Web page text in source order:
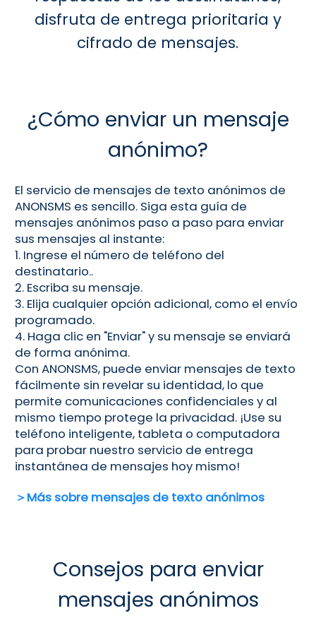
disfruta de entrega prioritaria y
cifrado de mensajes.
¿Cómo enviar un mensaje
anónimo?
El servicio de mensajes de texto anónimos de
ANONSMS es sencillo. Siga esta guía de
mensajes anónimos paso a paso para enviar
sus mensajes al instante:
1. Ingrese el número de teléfono del
destinatario..
2. Escriba su mensaje.
3. Elija cualquier opción adicional, como el envío
programado.
4. Haga clic en "Enviar" y su mensaje se enviará
de forma anónima.
Con ANONSMS, puede enviar mensajes de texto
fácilmente sin revelar su identidad, lo que
permite comunicaciones confidenciales y al
mismo tiempo protege la privacidad. ¡Use su
teléfono inteligente, tableta o computadora
para probar nuestro servicio de entrega
instantánea de mensajes hoy mismo!
＞Más sobre mensajes de texto anónimos
Consejos para enviar
mensajes anónimos